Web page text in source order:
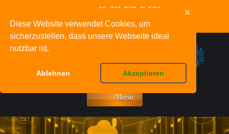
Diese Website verwendet Cookies, um
sicherzustellen, dass unsere Webseite ideal
nutzbar ist.
Ablehnen Akzeptieren
✕
+49-331-979-11-586
info@deinnetzwerkfachmann.de
Menü